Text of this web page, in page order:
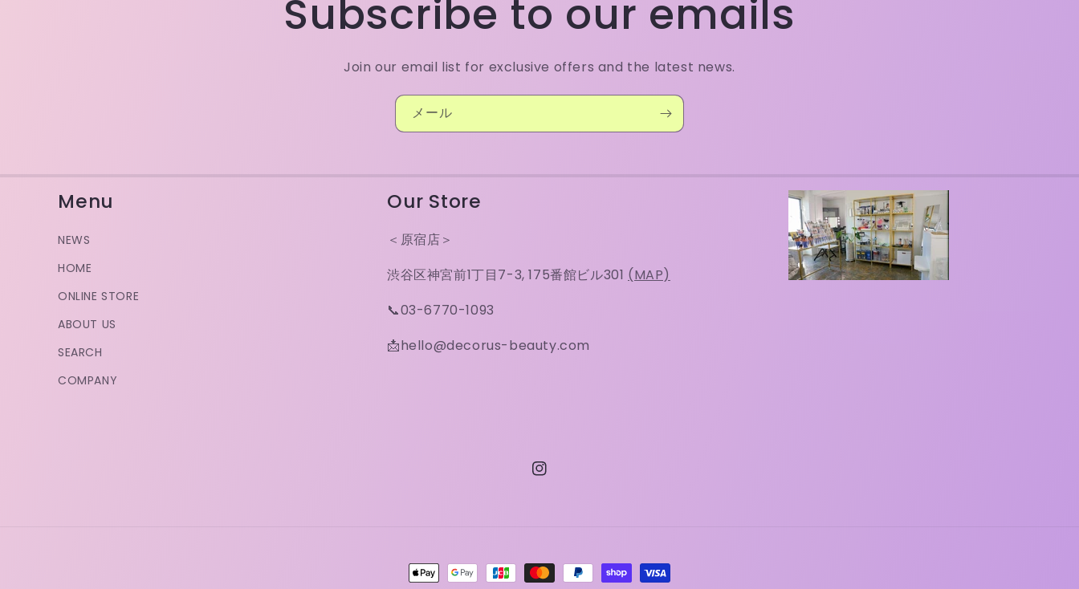
Subscribe to our emails
Join our email list for exclusive offers and the latest news.
メール
Menu
NEWS
HOME
ONLINE STORE
ABOUT US
SEARCH
COMPANY
Our Store
＜原宿店＞
渋谷区神宮前1丁目7-3, 175番館ビル301 (MAP)
📞03-6770-1093
📩hello@decorus-beauty.com
Instagram
決